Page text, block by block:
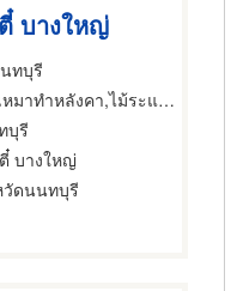
บางใหญ่
ทบุรี
ำหลังคา,ไม้ระแนงหลังคา
บุรี
บางใหญ่
วัดนนทบุรี